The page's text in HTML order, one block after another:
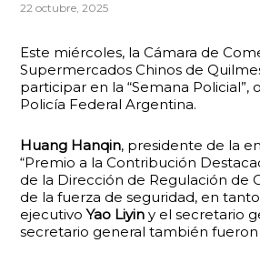
22 octubre, 2025
Este miércoles, la Cámara de
Supermercados Chinos de
participar en la “Semana Policial”,
Policía Federal Argentina.
Huang Hanqin, presidente de la
“Premio a la Contribución
de la Dirección de Regulación de
de la fuerza de seguridad, en
ejecutivoYao Liyin y el secretario
secretario general también fueron